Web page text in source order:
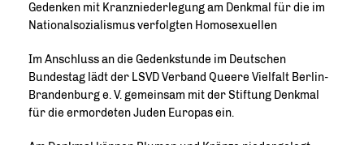
Gedenken mit Kranzniederlegung am Denkmal für die im
Nationalsozialismus verfolgten Homosexuellen
Im Anschluss an die Gedenkstunde im Deutschen
Bundestag lädt der LSVD Verband Queere Vielfalt Berlin-
Brandenburg e. V. gemeinsam mit der Stiftung Denkmal
für die ermordeten Juden Europas ein.